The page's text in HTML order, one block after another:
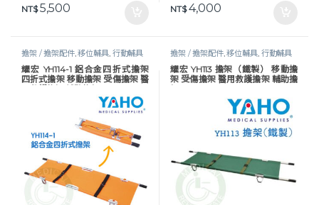
NT$5,500 NT$4,000
擔架 / 擔架配件,移位輔具, 行動輔具
耀宏 YH114-1 鋁合金四折式擔架
四折式擔架 移動擔架 受傷擔架 醫
擔架 / 擔架配件,移位輔具, 行動輔具
耀宏 YH113 擔架（鐵製） 移動擔
架 受傷擔架 醫用救護擔架 輔助擔